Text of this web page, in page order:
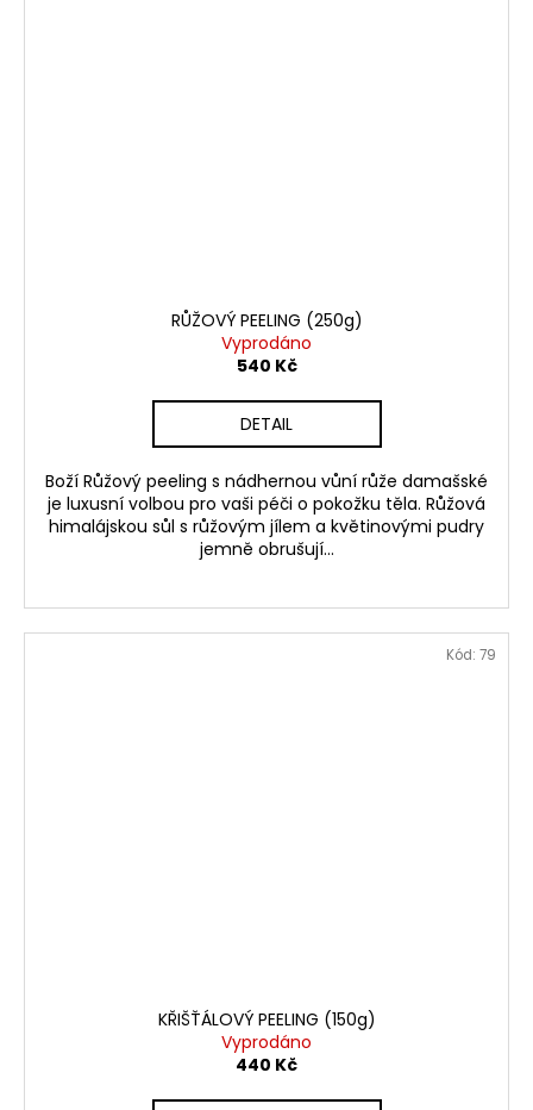
RŮŽOVÝ PEELING (250g)
Vyprodáno
540 Kč
DETAIL
Boží Růžový peeling s nádhernou vůní růže damašské
je luxusní volbou pro vaši péči o pokožku těla. Růžová
himalájskou sůl s růžovým jílem a květinovými pudry
jemně obrušují...
KŘIŠŤÁLOVÝ PEELING (150g)
Vyprodáno
440 Kč
Kód: 79